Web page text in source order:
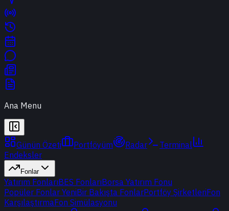
Ana Menu
Günün Özeti Portföyüm Radar
Terminal
Endeksler
Fonlar
Yatırım FonlarıBES FonlarıBorsa Yatırım Fonu
Popüler Fonlar YeniBir Bakışta FonlarPortföy ŞirketleriFon
KarşılaştırmaFon Simülasyonu